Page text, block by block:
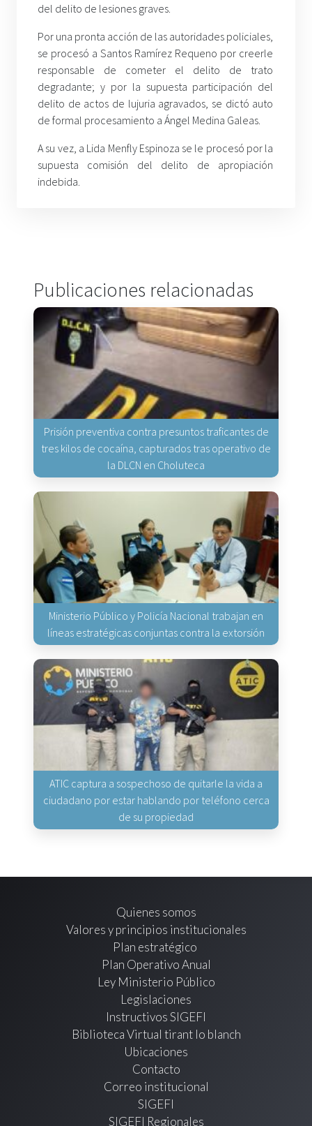
del delito de lesiones graves.
Por una pronta acción de las autoridades policiales,
se procesó a Santos Ramírez Requeno por creerle
responsable de cometer el delito de trato
degradante; y por la supuesta participación del
delito de actos de lujuria agravados, se dictó auto
de formal procesamiento a Ángel Medina Galeas.
A su vez, a Lida Menfly Espinoza se le procesó por la
supuesta comisión del delito de apropiación
indebida.
Publicaciones relacionadas
Prisión preventiva contra presuntos traficantes de
tres kilos de cocaína, capturados tras operativo de
la DLCN en Choluteca
Ministerio Público y Policía Nacional trabajan en
líneas estratégicas conjuntas contra la extorsión
ATIC captura a sospechoso de quitarle la vida a
ciudadano por estar hablando por teléfono cerca
de su propiedad
Quienes somos
Valores y principios institucionales
Plan estratégico
Plan Operativo Anual
Ley Ministerio Público
Legislaciones
Instructivos SIGEFI
Biblioteca Virtual tirant lo blanch
Ubicaciones
Contacto
Correo institucional
SIGEFI
SIGEFI Regionales